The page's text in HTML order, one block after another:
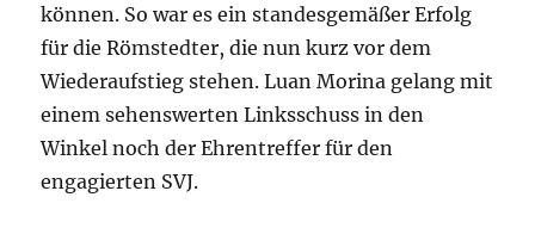
können. So war es ein standesgemäßer Erfolg
für die Römstedter, die nun kurz vor dem
Wiederaufstieg stehen. Luan Morina gelang mit
einem sehenswerten Linksschuss in den
Winkel noch der Ehrentreffer für den
engagierten SVJ.